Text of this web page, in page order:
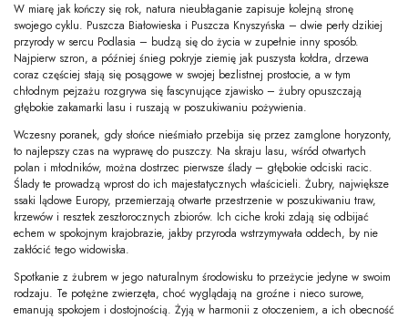
W miarę jak kończy się rok, natura nieubłaganie zapisuje kolejną stronę
swojego cyklu. Puszcza Białowieska i Puszcza Knyszyńska – dwie perły dzikiej
przyrody w sercu Podlasia – budzą się do życia w zupełnie inny sposób.
Najpierw szron, a później śnieg pokryje ziemię jak puszysta kołdra, drzewa
coraz częściej stają się posągowe w swojej bezlistnej prostocie, a w tym
chłodnym pejzażu rozgrywa się fascynujące zjawisko – żubry opuszczają
głębokie zakamarki lasu i ruszają w poszukiwaniu pożywienia.
Wczesny poranek, gdy słońce nieśmiało przebija się przez zamglone horyzonty,
to najlepszy czas na wyprawę do puszczy. Na skraju lasu, wśród otwartych
polan i młodników, można dostrzec pierwsze ślady – głębokie odciski racic.
Ślady te prowadzą wprost do ich majestatycznych właścicieli. Żubry, największe
ssaki lądowe Europy, przemierzają otwarte przestrzenie w poszukiwaniu traw,
krzewów i resztek zeszłorocznych zbiorów. Ich ciche kroki zdają się odbijać
echem w spokojnym krajobrazie, jakby przyroda wstrzymywała oddech, by nie
zakłócić tego widowiska.
Spotkanie z żubrem w jego naturalnym środowisku to przeżycie jedyne w swoim
rodzaju. Te potężne zwierzęta, choć wyglądają na groźne i nieco surowe,
emanują spokojem i dostojnością. Żyją w harmonii z otoczeniem, a ich obecność